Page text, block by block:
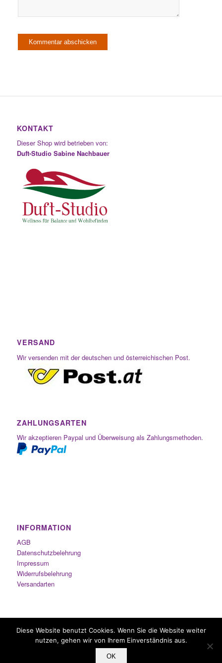
KONTAKT
Dieser Shop wird betrieben von:
Duft-Studio Sabine Nachbauer
VERSAND
Wir versenden mit der deutschen und österreichischen Post.
ZAHLUNGSARTEN
Wir akzeptieren Paypal und Überweisung als Zahlungsmethoden.
INFORMATION
AGB
Datenschutzbelehrung
Impressum
Widerrufsbelehrung
Versandarten
Diese Website benutzt Cookies. Wenn Sie die Website weiter
nutzen, gehen wir von Ihrem Einverständnis aus.
OK